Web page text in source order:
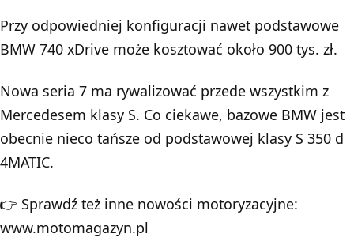
Przy odpowiedniej konfiguracji nawet podstawowe
BMW 740 xDrive może kosztować około 900 tys. zł.
Nowa seria 7 ma rywalizować przede wszystkim z
Mercedesem klasy S. Co ciekawe, bazowe BMW jest
obecnie nieco tańsze od podstawowej klasy S 350 d
4MATIC.
👉 Sprawdź też inne nowości motoryzacyjne:
www.motomagazyn.pl